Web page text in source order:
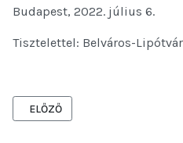
Budapest, 2022. július 6.
Tisztelettel: Belváros-
ELŐZŐ CIKK: MEGKEZDŐDIK A
ELŐZŐ